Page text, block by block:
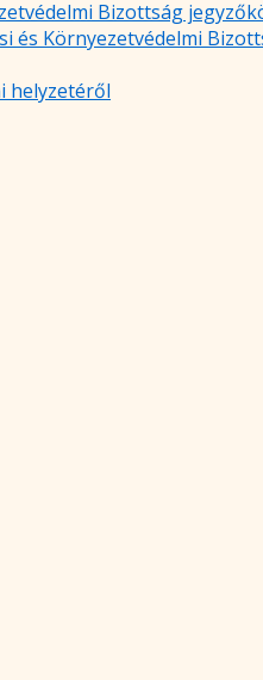
Bizottság
és Környezetvédelmi
helyzetéről